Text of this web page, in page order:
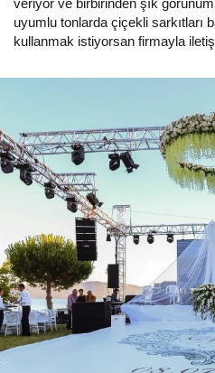
veriyor ve birbirinden şık
uyumlu tonlarda çiçekli sarkıtları
kullanmak istiyorsan firmayla